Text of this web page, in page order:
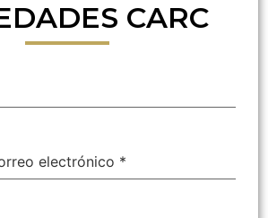
CARC
electrónico *